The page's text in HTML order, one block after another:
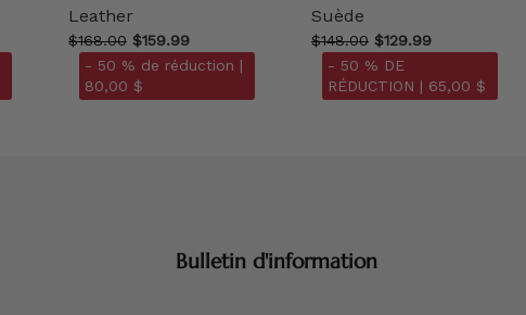
Leather
$168.00 $159.99
- 50 % de réduction |
80,00 $
Suède
$148.00 $129.99
- 50 % DE
RÉDUCTION | 65,00 $
Bulletin d'information